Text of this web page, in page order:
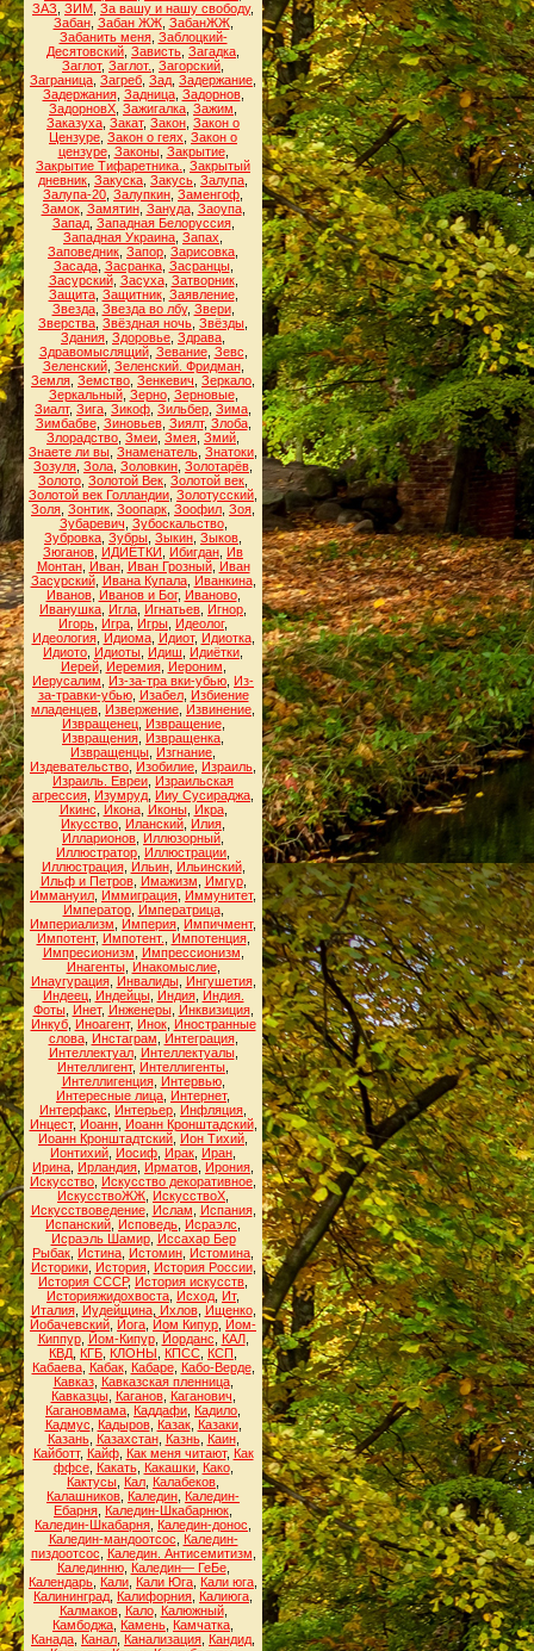
ЗАЗ ЗИМ За вашу и нашу свободу,
Забан, Забан ЖЖ, ЗабанЖЖ,
Забанить меня, Заблоцкий-
Десятовский Зависть Загадка
Заглот, Заглот. Загорский
Заграница Загреб Зад Задержание
Задержания, Задница, Задорнов,
ЗадорновХ Зажигалка Зажим
Заказуха Закат, Закон Закон о
Цензуре Закон о геях Закон о
цензуре, Законы, Закрытие,
Закрытие Тифаретника.
Закрытый
дневник Закуска Закусь Залупа
Залупа-20 Залупкин Заменгоф
Замок, Замятин, Зануда, Заоупа,
Запад, Западная Белоруссия,
Западная Украина Запах
Заповедник Запор Зарисовка
Засада, Засранка, Засранцы,
Засурский, Засуха, Затворник,
Защита, Защитник, Заявление,
Звезда, Звезда во лбу, Звери,
Зверства Звёздная ночь Звёзды
Здания Здоровье Здрава
Здравомыслящий, Зевание, Зевс
Зеленский, Зеленский. Фридман,
Земля Земство Зенкевич Зеркало
Зеркальный, Зерно, Зерновые,
Зиалт, Зига Зикоф Зильбер Зима
Зимбабве, Зиновьев, Зиялт, Злоба,
Злорадство Змеи Змея Змий
Знаете ли вы Знаменатель Знатоки
Зозуля Зола Золовкин Золотарёв
Золото Золотой Век Золотой век
Золотой век Голландии Золотусский
Золя Зонтик Зоопарк Зоофил Зоя
Зубаревич Зубоскальство,
Зубровка Зубры Зыкин Зыков
Зюганов ИДИЁТКИ Ибигдан Ив
Монтан, Иван, Иван Грозный, Иван
Засурский, Ивана Купала, Иванкина,
Иванов, Иванов и Бог, Иваново,
Иванушка Игла Игнатьев Игнор
Игорь Игра Игры Идеолог,
Идеология, Идиома, Идиот, Идиотка,
Идиото Идиоты Идиш Идиётки
Иерей, Иеремия, Иероним
Иерусалим
Из-за-тра вки-убью Из-
за-травки-убью, Изабел, Избиение
младенцев Извержение Извинение
Извращенец, Извращение,
Извращения Извращенка
Извращенцы Изгнание
Издевательство Изобилие Израиль
Израиль. Евреи Израильская
агрессия Изумруд Ииу Сусираджа
Икинс
Икона, Иконы, Икра,
Икусство Иланский Илия
Илларионов Иллюзорный
Иллюстратор Иллюстрации
Иллюстрация, Ильин, Ильинский,
Ильф и Петров, Имажизм Имгур,
Иммануил Иммиграция Иммунитет,
Император, Императрица,
Империализм
Империя Импичмент,
Импотент, Импотент. Импотенция,
Импресионизм
Импрессионизм
Инагенты, Инакомыслие,
Инаугурация, Инвалиды, Ингушетия,
Индеец, Индейцы, Индия, Индия.
Фоты, Инет, Инженеры, Инквизиция,
Инкуб, Иноагент, Инок, Иностранные
слова, Инстаграм Интеграция,
Интеллектуал, Интеллектуалы,
Интеллигент, Интеллигенты
Интеллигенция, Интервью,
Интересные лица Интернет,
Интерфакс
Интерьер Инфляция
Инцест, Иоанн, Иоанн Кронштадский,
Иоанн Кронштадтский Ион Тихий
Ионтихий Иосиф Ирак Иран
Ирина Ирландия Ирматов Ирония
Искусство Искусство декоративное
ИскусствоЖЖ ИскусствоХ
Искусствоведение, Ислам Испания,
Испанский Исповедь Исраэлс
Исраэль Шамир, Иссахар Бер
Рыбак Истина Истомин Истомина
Историки, История, История России,
История СССР, История искусств
Историяжидохвоста Исход Ит,
Италия, Иудейщина, Ихлов, Ищенко,
Йобачевский Йога Йом Кипур Йом-
Киппур, Йом-Кипур, Йорданс КАЛ,
КВД КГБ КЛОНЫ КПСС КСП
Кабаева, Кабак, Кабаре, Кабо-Верде,
Кавказ, Кавказская пленница,
Кавказцы, Каганов, Каганович
Кагановмама Каддафи Кадило
Кадмус
Кадыров, Казак, Казаки,
Казань, Казахстан, Казнь, Каин,
Кайботт, Кайф, Как меня читают, Как
ффсе, Какать, Какашки, Како,
Кактусы Кал Калабеков
Калашников Каледин Каледин-
Ебарня Каледин-Шкабарнюк
Каледин-Шкабарня Каледин-донос
Каледин-мандоотсос
Каледин-
пиздоотсос
Каледин. Антисемитизм
Калединню, Каледин— ГеБе,
Календарь Кали Кали Юга Кали юга
Калининград Калифорния Калиюга
Калмаков, Кало, Калюжный,
Камбоджа Камень Камчатка
Канада Канал Канализация Кандид